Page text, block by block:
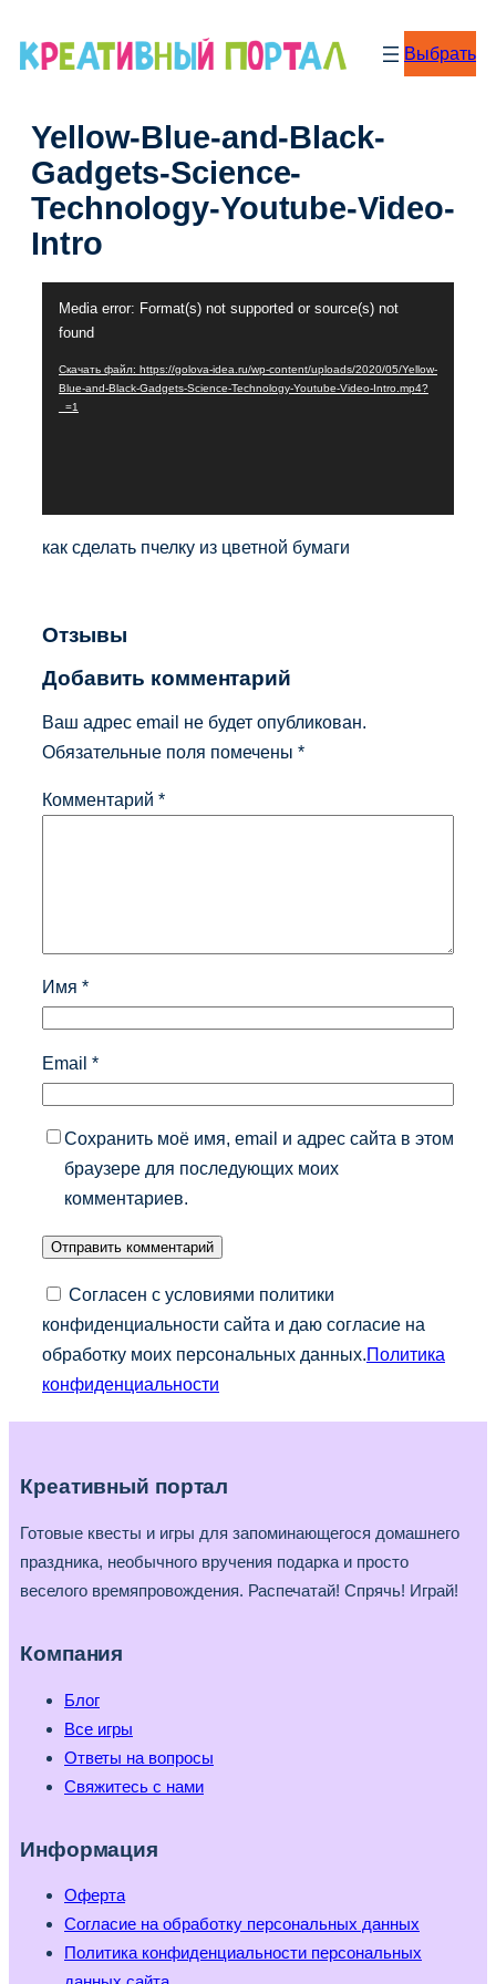
Выбрать
Yellow-Blue-and-Black-
Gadgets-Science-
Technology-Youtube-Video-
Intro
Media error: Format(s) not supported or source(s) not
found
Скачать файл: https://golova-idea.ru/wp-content/uploads/2020/05/Yellow-
Blue-and-Black-Gadgets-Science-Technology-Youtube-Video-Intro.mp4?
_=1
как сделать пчелку из цветной бумаги
Отзывы
Добавить комментарий
Ваш адрес email не будет опубликован.
Обязательные поля помечены *
Комментарий *
Имя *
Email *
Сохранить моё имя, email и адрес сайта в этом
браузере для последующих моих
комментариев.
Согласен с условиями политики
конфиденциальности сайта и даю согласие на
обработку моих персональных данных. Политика
конфиденциальности
Креативный портал
Готовые квесты и игры для запоминающегося домашнего
праздника, необычного вручения подарка и просто
веселого времяпровождения. Распечатай! Спрячь! Играй!
Компания
Блог
Все игры
Ответы на вопросы
Свяжитесь с нами
Информация
Оферта
Согласие на обработку персональных данных
Политика конфиденциальности персональных